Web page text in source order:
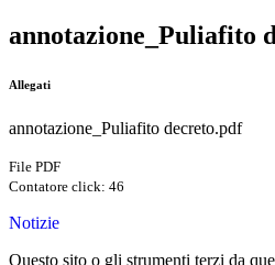
annotazione_Puliafito
Allegati
annotazione_Puliafito decreto.pdf
File PDF
Contatore click: 46
Notizie
Questo sito o gli strumenti terzi da